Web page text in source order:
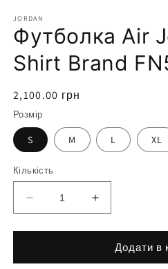
JORDAN
Футболка Air
Shirt Brand
Звичайна
ціна
2,100.00 грн
Розмір
S M L XL
Кількість
Зменшити
кількість
для
Air
Збільшити
кількість
для
Футболка
Air
Додати в